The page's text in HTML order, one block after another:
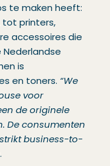
te maken heeft:
printers,
accessoires die
Nederlandse
is
en toners. “We
voor
de originele
De consumenten
business-to-